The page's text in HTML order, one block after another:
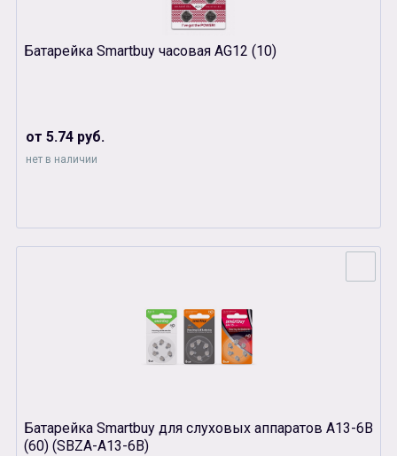
Батарейка Smartbuy часовая AG12 (10)
от 5.74 руб.
нет в наличии
Батарейка Smartbuy для слуховых аппаратов А13-6В
(60) (SBZA-A13-6B)